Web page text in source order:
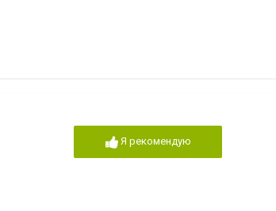
Я рекомендую